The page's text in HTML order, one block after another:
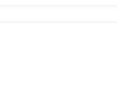
des plateformes et des